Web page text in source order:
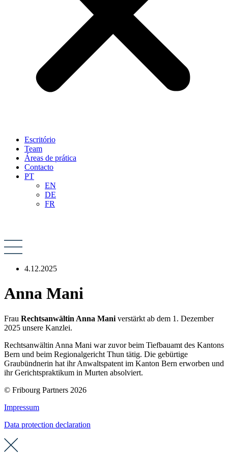
Escritório
Team
Áreas de prática
Contacto
PT
EN
DE
FR
4.12.2025
Anna Mani
Frau Rechtsanwältin Anna Mani verstärkt ab dem 1. Dezember
2025 unsere Kanzlei.
Rechtsanwältin Anna Mani war zuvor beim Tiefbauamt des Kantons
Bern und beim Regionalgericht Thun tätig. Die gebürtige
Graubündnerin hat ihr Anwaltspatent im Kanton Bern erworben und
ihr Gerichtspraktikum in Murten absolviert.
© Fribourg Partners 2026
Impressum
Data protection declaration